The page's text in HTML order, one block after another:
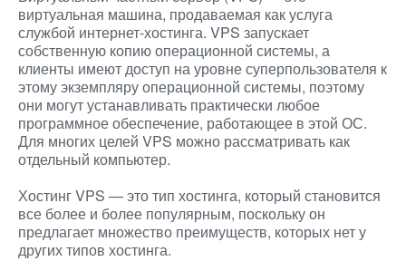
виртуальная машина, продаваемая как услуга
службой интернет-хостинга. VPS запускает
собственную копию операционной системы, а
клиенты имеют доступ на уровне суперпользователя к
этому экземпляру операционной системы, поэтому
они могут устанавливать практически любое
программное обеспечение, работающее в этой ОС.
Для многих целей VPS можно рассматривать как
отдельный компьютер.
Хостинг VPS — это тип хостинга, который становится
все более и более популярным, поскольку он
предлагает множество преимуществ, которых нет у
других типов хостинга.